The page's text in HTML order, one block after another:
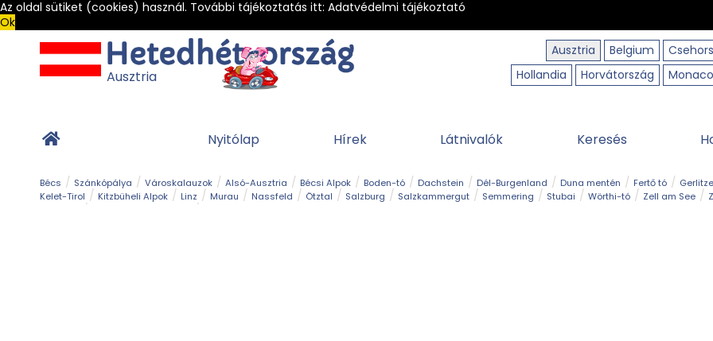
Az oldal sütiket (cookies) használ. További tájékoztatás itt: Adatvédelmi tájékoztató
Ok
Ausztria
Belgium
Hollandia
Horvátország Monaco
Ausztria
Nyitólap Hírek Látnivalók Keresés
Bécs Szánkópálya Városkalauzok Alsó-Ausztria Bécsi Alpok Boden-tó Dachstein Dél-Burgenland Duna mentén Fertő tó
Kelet-Tirol
Kitzbüheli Alpok Linz Murau Nassfeld Ötztal Salzburg Salzkammergut Semmering Stubai Wörthi-tó Zell am See